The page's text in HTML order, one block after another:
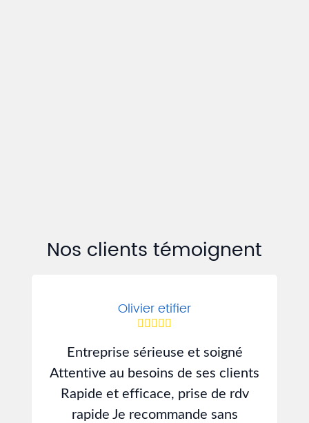
Nos clients témoignent
Olivier etifier
Entreprise sérieuse et soigné
Attentive au besoins de ses clients
Rapide et efficace, prise de rdv
rapide Je recommande sans